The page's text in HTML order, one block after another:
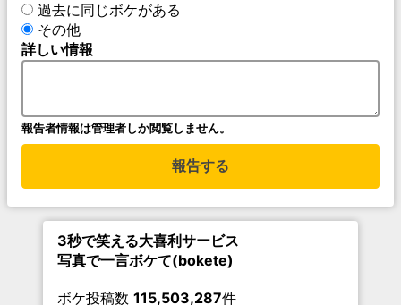
過去に同じボケがある
その他
詳しい情報
報告者情報は管理者しか閲覧しません。
報告する
3秒で笑える大喜利サービス
写真で一言ボケて(bokete)
ボケ投稿数 115,503,287件